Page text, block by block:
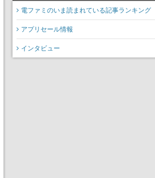
電ファミのいま読まれている記事ランキング
アプリセール情報
インタビュー